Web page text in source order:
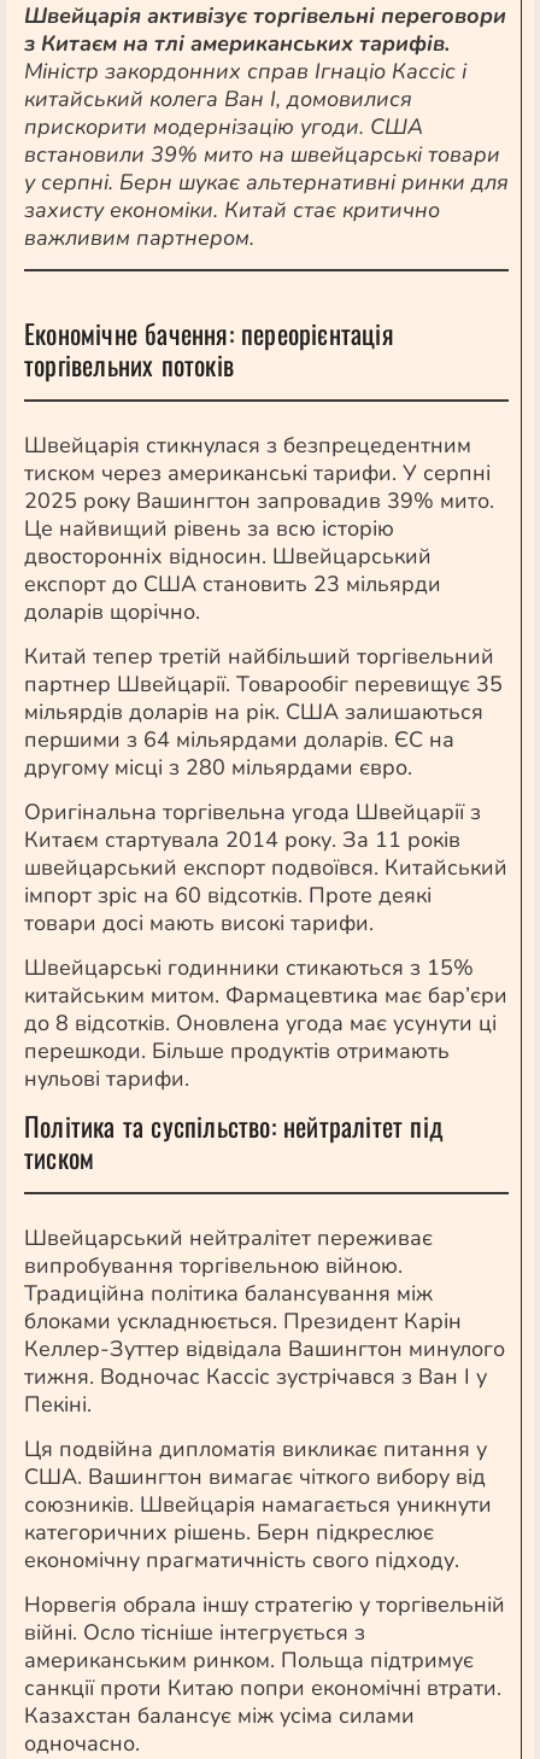
Швейцарія активізує торгівельні переговори
з Китаєм на тлі американських тарифів.
Міністр закордонних справ Ігнаціо Кассіс і
китайський колега Ван І, домовилися
прискорити модернізацію угоди. США
встановили 39% мито на швейцарські товари
у серпні. Берн шукає альтернативні ринки для
захисту економіки. Китай стає критично
важливим партнером.
Економічне бачення: переорієнтація
торгівельних потоків
Швейцарія стикнулася з безпрецедентним
тиском через американські тарифи. У серпні
2025 року Вашингтон запровадив 39% мито.
Це найвищий рівень за всю історію
двосторонніх відносин. Швейцарський
експорт до США становить 23 мільярди
доларів щорічно.
Китай тепер третій найбільший торгівельний
партнер Швейцарії. Товарообіг перевищує 35
мільярдів доларів на рік. США залишаються
першими з 64 мільярдами доларів. ЄС на
другому місці з 280 мільярдами євро.
Оригінальна торгівельна угода Швейцарії з
Китаєм стартувала 2014 року. За 11 років
швейцарський експорт подвоївся. Китайський
імпорт зріс на 60 відсотків. Проте деякі
товари досі мають високі тарифи.
Швейцарські годинники стикаються з 15%
китайським митом. Фармацевтика має бар’єри
до 8 відсотків. Оновлена угода має усунути ці
перешкоди. Більше продуктів отримають
нульові тарифи.
Політика та суспільство: нейтралітет під
тиском
Швейцарський нейтралітет переживає
випробування торгівельною війною.
Традиційна політика балансування між
блоками ускладнюється. Президент Карін
Келлер-Зуттер відвідала Вашингтон минулого
тижня. Водночас Кассіс зустрічався з Ван І у
Пекіні.
Ця подвійна дипломатія викликає питання у
США. Вашингтон вимагає чіткого вибору від
союзників. Швейцарія намагається уникнути
категоричних рішень. Берн підкреслює
економічну прагматичність свого підходу.
Норвегія обрала іншу стратегію у торгівельній
війні. Осло тісніше інтегрується з
американським ринком. Польща підтримує
санкції проти Китаю попри економічні втрати.
Казахстан балансує між усіма силами
одночасно.